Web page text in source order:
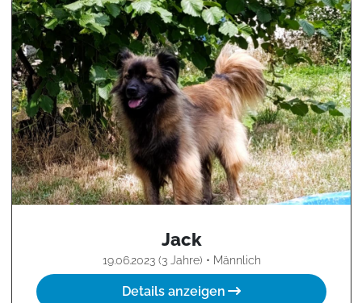
Jack
19.06.2023 (3 Jahre) • Männlich
Details anzeigen